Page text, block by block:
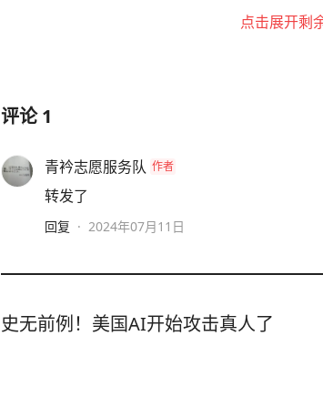
点击展开剩
评论1
青衿志愿服务队 作者
转发了
回复 · 2024年07月11日
史无前例！美国AI开始攻击真人了